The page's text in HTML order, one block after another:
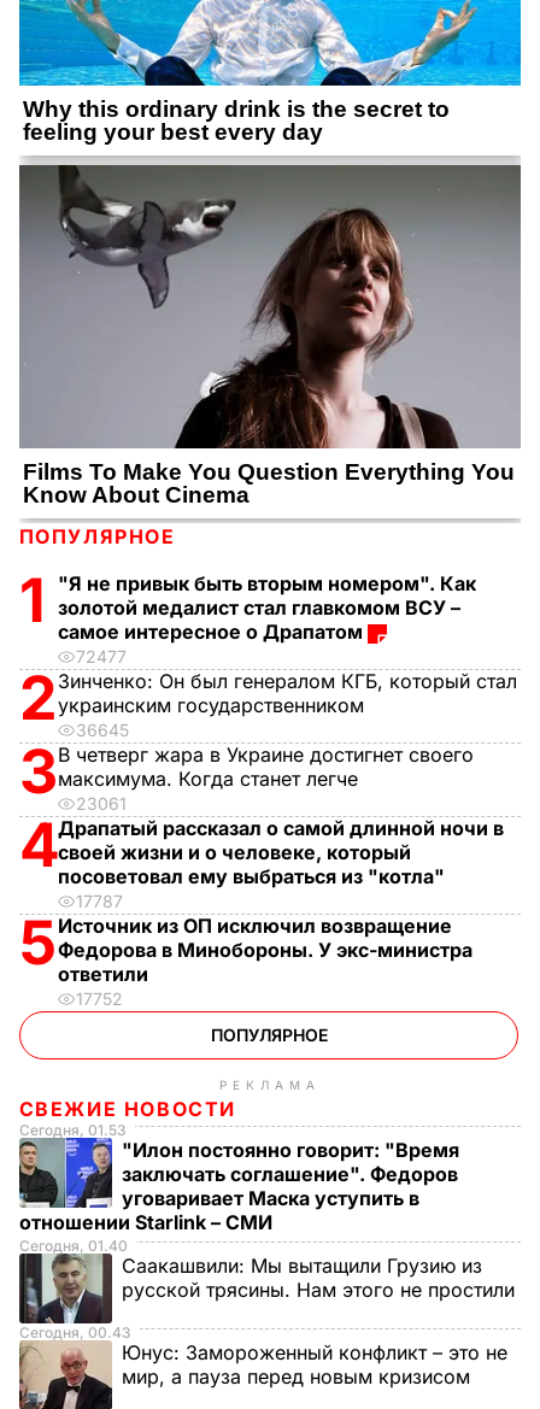
ПОПУЛЯРНОЕ
1
"Я не привык быть вторым номером". Как
золотой медалист стал главкомом ВСУ –
самое интересное о Драпатом
72477
2 Зинченко: Он был генералом КГБ, который стал
украинским государственником
36645
3В четверг жара в Украине достигнет своего
максимума. Когда станет легче
23061
4Драпатый рассказал о самой длинной ночи в
своей жизни и о человеке, который
посоветовал ему выбраться из "котла"
17787
5 Источник из ОП исключил возвращение
Федорова в Минобороны. У экс-министра
ответили
17752
ПОПУЛЯРНОЕ
РЕКЛАМА
СВЕЖИЕ НОВОСТИ
Сегодня, 01.53
"Илон постоянно говорит: "Время
заключать соглашение". Федоров
уговаривает Маска уступить в
отношении Starlink – СМИ
Сегодня, 01.40
Саакашвили: Мы вытащили Грузию из
русской трясины. Нам этого не простили
Сегодня, 00.43
Юнус: Замороженный конфликт – это не
мир, а пауза перед новым кризисом